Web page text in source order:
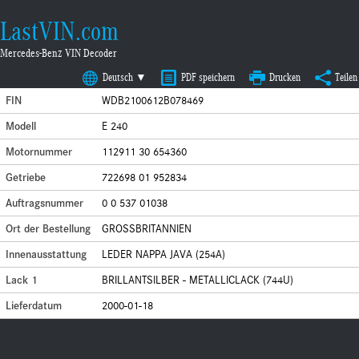
LastVIN.com
Mercedes-Benz VIN Decoder
Deutsch ▼ PDF speichern Drucken Teilen
FIN
WDB2100612B078469
Modell
E 240
Motornummer
112911 30 654360
Getriebe
722698 01 952834
Auftragsnummer
0 0 537 01038
Ort der Bestellung
GROSSBRITANNIEN
Innenausstattung
LEDER NAPPA JAVA (254A)
Lack 1
BRILLANTSILBER - METALLICLACK (744U)
Lieferdatum
2000-01-18